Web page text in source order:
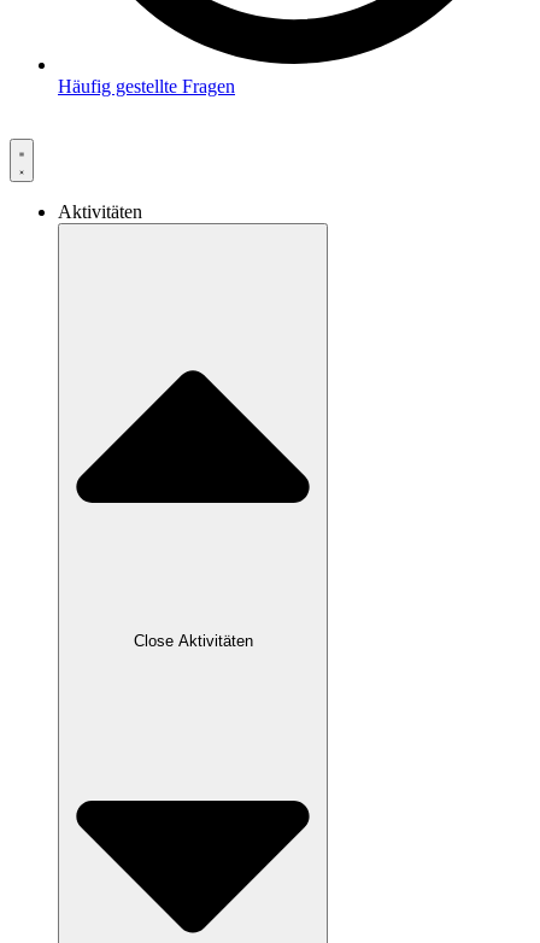
Häufig gestellte Fragen
Aktivitäten
Close Aktivitäten